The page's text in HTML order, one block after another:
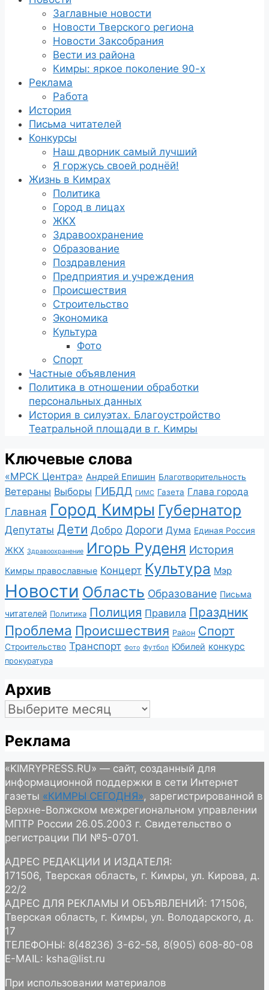
Заглавные новости
Новости Тверского региона
Новости Заксобрания
Вести из района
Кимры: яркое поколение 90-х
Реклама
Работа
История
Письма читателей
Конкурсы
Наш дворник самый лучший
Я горжусь своей роднёй!
Жизнь в Кимрах
Политика
Город в лицах
ЖКХ
Здравоохранение
Образование
Поздравления
Предприятия и учреждения
Происшествия
Строительство
Экономика
Культура
Фото
Спорт
Частные объявления
Политика в отношении обработки
персональных данных
История в силуэтах. Благоустройство
Театральной площади в г. Кимры
Ключевые слова
«МРСК Центра» Андрей Епишин Благотворительность
Ветераны Выборы ГИБДД ГИМС Газета Глава города
Главная Город Кимры Губернатор
Депутаты Дети Добро Дороги Дума Единая Россия
ЖКХ Здравоохранение Игорь Руденя История
Кимры православные Концерт Культура Мэр
Новости Область Образование Письма
читателей Политика Полиция Правила Праздник
Проблема Происшествия Район Спорт
Строительство Транспорт Фото Футбол Юбилей конкурс
прокуратура
Архив
Архив
Реклама
«KIMRYPRESS.RU» — сайт, созданный для
информационной поддержки в сети Интернет
газеты «КИМРЫ СЕГОДНЯ», зарегистрированной в
Верхне-Волжском межрегиональном управлении
МПТР России 26.05.2003 г. Свидетельство о
регистрации ПИ №5-0701.
АДРЕС РЕДАКЦИИ И ИЗДАТЕЛЯ:
171506, Тверская область, г. Кимры, ул. Кирова, д.
22/2
АДРЕС ДЛЯ РЕКЛАМЫ И ОБЪЯВЛЕНИЙ: 171506,
Тверская область, г. Кимры, ул. Володарского, д.
17
ТЕЛЕФОНЫ: 8(48236) 3-62-58, 8(905) 608-80-08
E-MAIL: ksha@list.ru
При использовании материалов